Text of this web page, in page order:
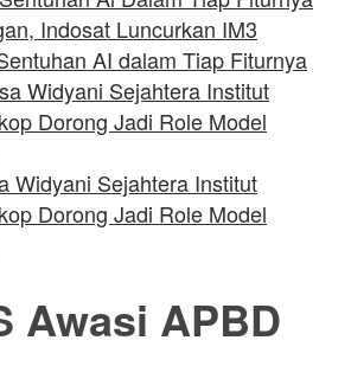
Indosat Luncurkan IM3
AI dalam Tiap Fiturnya
Widyani Sejahtera Institut
Dorong Jadi Role Model
Awasi APBD